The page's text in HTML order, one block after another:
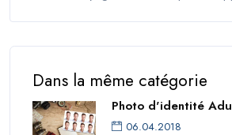
Dans la même catégorie
Photo d'identité
06.04.2018